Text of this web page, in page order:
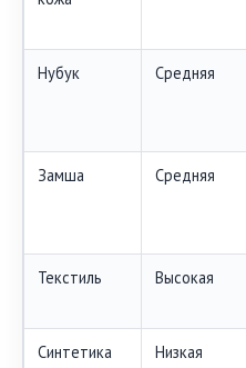
Нубук Средняя
Замша Средняя
Текстиль Высокая
Синтетика Низкая